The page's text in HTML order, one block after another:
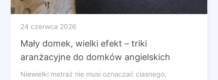
24 czerwca 2026
Mały domek, wielki efekt – triki
aranżacyjne do domków angielskich
Niewielki metraż nie musi oznaczać ciasnego,